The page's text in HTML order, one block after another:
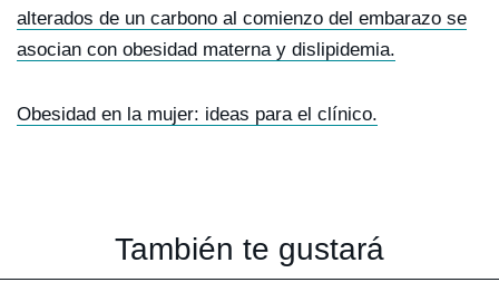
alterados de un carbono al comienzo del embarazo se
asocian con obesidad materna y dislipidemia.
Obesidad en la mujer: ideas para el clínico.
También te gustará